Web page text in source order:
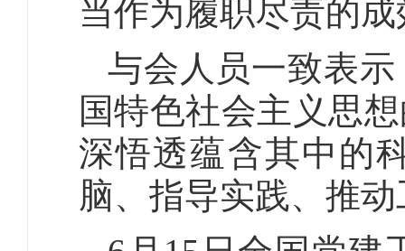
当作为履职尽责的
与会人员一致表
国特色社会主义思
深悟透蕴含其中的
脑、指导实践、推